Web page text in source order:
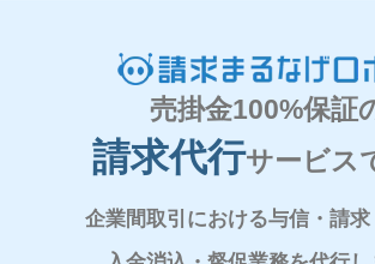
売掛金100%保証
請求代行サービス
企業間取引における与信・請求